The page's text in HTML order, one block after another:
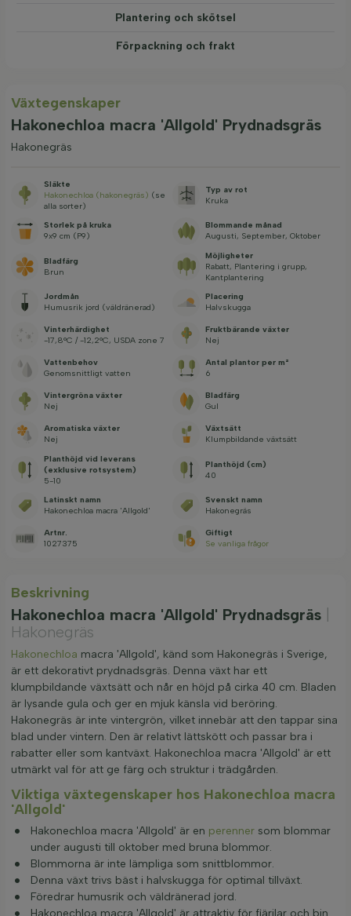
Plantering och skötsel
Förpackning och frakt
Växtegenskaper
Hakonechloa macra 'Allgold' Prydnadsgräs
Hakonegräs
Släkte
Hakonechloa (hakonegräs) (se
alla sorter)
Typ av rot
Kruka
Storlek på kruka
9x9 cm (P9)
Blommande månad
Augusti, September, Oktober
Bladfärg
Brun
Möjligheter
Rabatt, Plantering i grupp,
Kantplantering
Jordmån
Humusrik jord (väldränerad)
Placering
Halvskugga
Vinterhärdighet
-17,8°C / -12,2°C, USDA zone 7
Fruktbärande växter
Nej
Vattenbehov
Genomsnittligt vatten
Antal plantor per m²
6
Vintergröna växter
Nej
Bladfärg
Gul
Aromatiska växter
Nej
Växtsätt
Klumpbildande växtsätt
Planthöjd vid leverans
(exklusive rotsystem)
5-10
Planthöjd (cm)
40
Latinskt namn
Hakonechloa macra 'Allgold'
Svenskt namn
Hakonegräs
Artnr.
1027375
Giftigt
Se vanliga frågor
Beskrivning
Hakonechloa macra 'Allgold' Prydnadsgräs
Hakonegräs
Hakonechloa macra 'Allgold', känd som Hakonegräs i Sverige,
är ett dekorativt prydnadsgräs. Denna växt har ett
klumpbildande växtsätt och når en höjd på cirka 40 cm. Bladen
är lysande gula och ger en mjuk känsla vid beröring.
Hakonegräs är inte vintergrön, vilket innebär att den tappar sina
blad under vintern. Den är relativt lättskött och passar bra i
rabatter eller som kantväxt. Hakonechloa macra 'Allgold' är ett
utmärkt val för att ge färg och struktur i trädgården.
Viktiga växtegenskaper hos Hakonechloa macra
'Allgold'
Hakonechloa macra 'Allgold' är en perenner som blommar
under augusti till oktober med bruna blommor.
Blommorna är inte lämpliga som snittblommor.
Denna växt trivs bäst i halvskugga för optimal tillväxt.
Föredrar humusrik och väldränerad jord.
Hakonechloa macra 'Allgold' är attraktiv för fjärilar och bin.